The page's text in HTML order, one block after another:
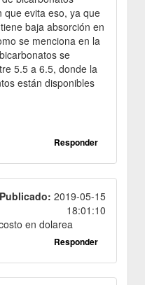
que evita eso, ya que
baja absorción en
se menciona en la
se
5.5 a 6.5, donde la
están disponibles
Responder
Publicado: 2019-05-15
18:01:10
en dolarea
Responder